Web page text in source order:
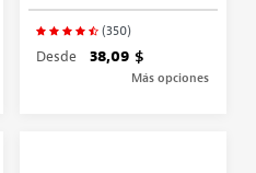
(350)
Desde 38,09 $
Más opciones